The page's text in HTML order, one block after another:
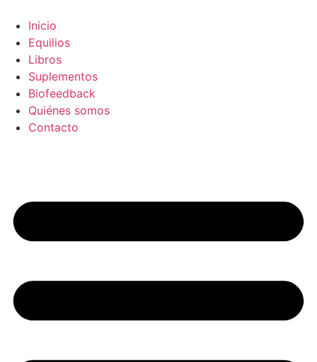
Inicio
Equilios
Libros
Suplementos
Biofeedback
Quiénes somos
Contacto